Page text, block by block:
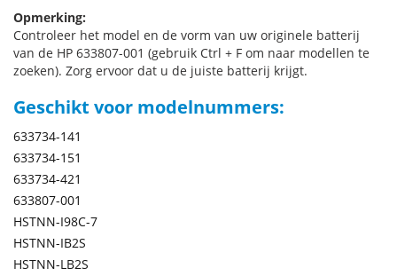
Opmerking:
Controleer het model en de vorm van uw originele batterij
van de HP 633807-001 (gebruik Ctrl + F om naar modellen te
zoeken). Zorg ervoor dat u de juiste batterij krijgt.
Geschikt voor modelnummers:
633734-141
633734-151
633734-421
633807-001
HSTNN-I98C-7
HSTNN-IB2S
HSTNN-LB2S